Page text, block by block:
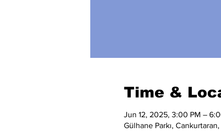
Time &
Jun 12, 2025, 3:00 PM –
Gülhane Parkı,